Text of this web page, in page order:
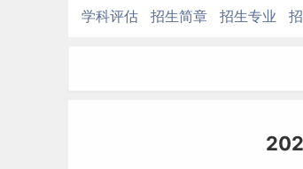
学科评估 招生简章 招生专业